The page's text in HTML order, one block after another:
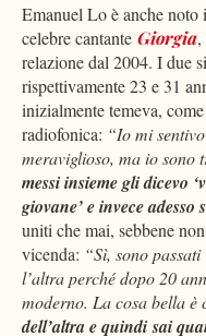
Emanuel Lo è anche
celebre cantante Giorgia,
relazione dal 2004. I due
rispettivamente 23 e 31
inizialmente temeva,
radiofonica: “Io mi
meraviglioso, ma io sono
messi insieme gli dicevo
giovane’ e invece adesso
uniti che mai, sebbene
vicenda: “Sì, sono
l’altra perché dopo 20
moderno. La cosa bella è
dell’altra e quindi sai